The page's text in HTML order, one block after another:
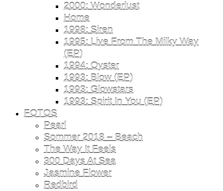
2000: Wonderlust
Home
1998: Siren
1995: Live From The Milky Way
(EP)
1994: Oyster
1993: Blow (EP)
1993: Glowstars
1993: Spirit In You (EP)
FOTOS
Pearl
Sommer 2018 – Beach
The Way It Feels
300 Days At Sea
Jasmine Flower
Redbird